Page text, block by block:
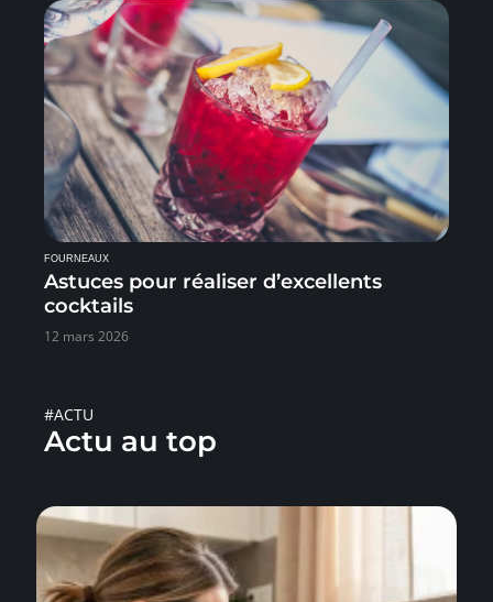
FOURNEAUX
Astuces pour réaliser d’excellents
cocktails
12 mars 2026
#ACTU
Actu au top